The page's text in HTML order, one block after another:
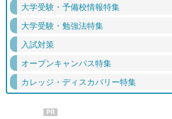
大学受験・予備校情報特集
大学受験・勉強法特集
入試対策
オープンキャンパス特集
カレッジ・ディスカバリー特集
PR